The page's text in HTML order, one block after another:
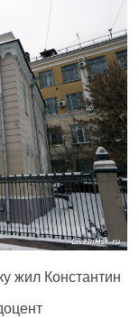
жил Константин